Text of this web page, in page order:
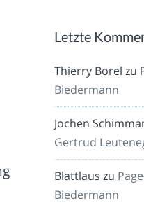
Letzte
Thierry Borel zu
Biedermann
Jochen
Gertrud
Blattlaus zu
Biedermann